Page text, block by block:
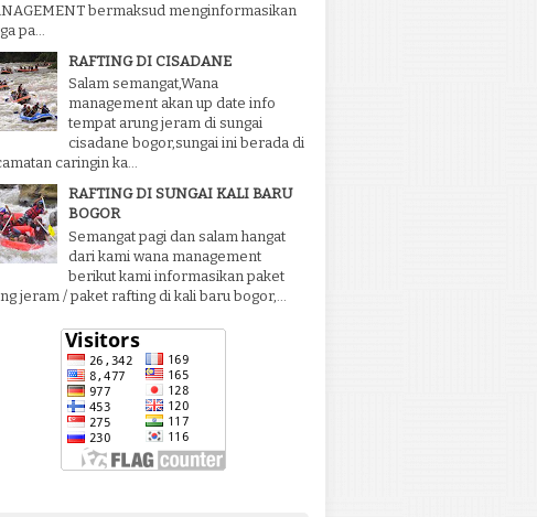
bermaksud menginformasikan
pa...
RAFTING DI CISADANE
Salam semangat,Wana
management akan up date info
tempat arung jeram di sungai
cisadane bogor,sungai ini berada di
caringin ka...
RAFTING DI SUNGAI KALI BARU
BOGOR
Semangat pagi dan salam hangat
dari kami wana management
berikut kami informasikan paket
jeram / paket rafting di kali baru bogor,...